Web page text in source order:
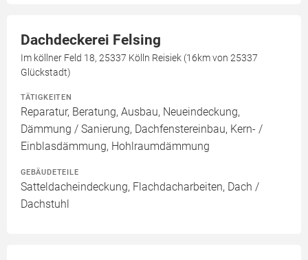
Dachdeckerei Felsing
Im köllner Feld 18, 25337 Kölln Reisiek (16km von 25337
Glückstadt)
TÄTIGKEITEN
Reparatur, Beratung, Ausbau, Neueindeckung,
Dämmung / Sanierung, Dachfenstereinbau, Kern- /
Einblasdämmung, Hohlraumdämmung
GEBÄUDETEILE
Satteldacheindeckung, Flachdacharbeiten, Dach /
Dachstuhl